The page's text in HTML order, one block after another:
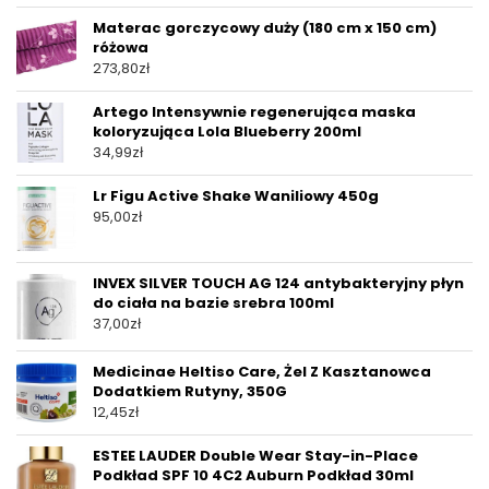
Materac gorczycowy duży (180 cm x 150 cm)
różowa
273,80zł
Artego Intensywnie regenerująca maska
koloryzująca Lola Blueberry 200ml
34,99zł
Lr Figu Active Shake Waniliowy 450g
95,00zł
INVEX SILVER TOUCH AG 124 antybakteryjny płyn
do ciała na bazie srebra 100ml
37,00zł
Medicinae Heltiso Care, Żel Z Kasztanowca
Dodatkiem Rutyny, 350G
12,45zł
ESTEE LAUDER Double Wear Stay-in-Place
Podkład SPF 10 4C2 Auburn Podkład 30ml